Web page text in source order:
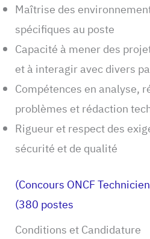
Maîtrise des
spécifiques au poste
Capacité à mener des
et à interagir avec divers
Compétences en analyse,
problèmes et rédaction
Rigueur et respect des
sécurité et de qualité
(Concours ONCF
(380 postes
Conditions et Candidature